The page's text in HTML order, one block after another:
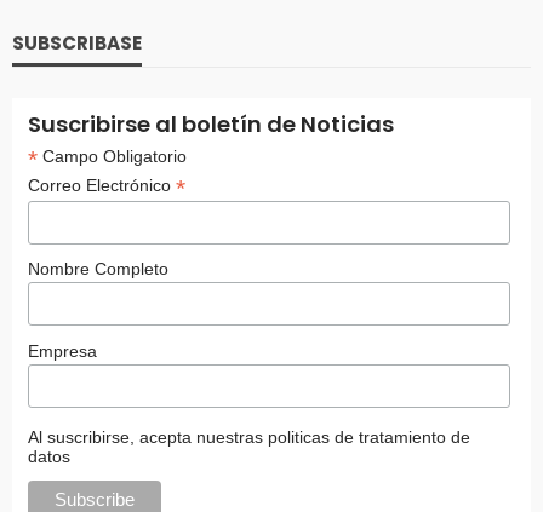
SUBSCRIBASE
Suscribirse al boletín de Noticias
*Campo Obligatorio
Correo Electrónico *
Nombre Completo
Empresa
Al suscribirse, acepta nuestras politicas de tratamiento de
datos